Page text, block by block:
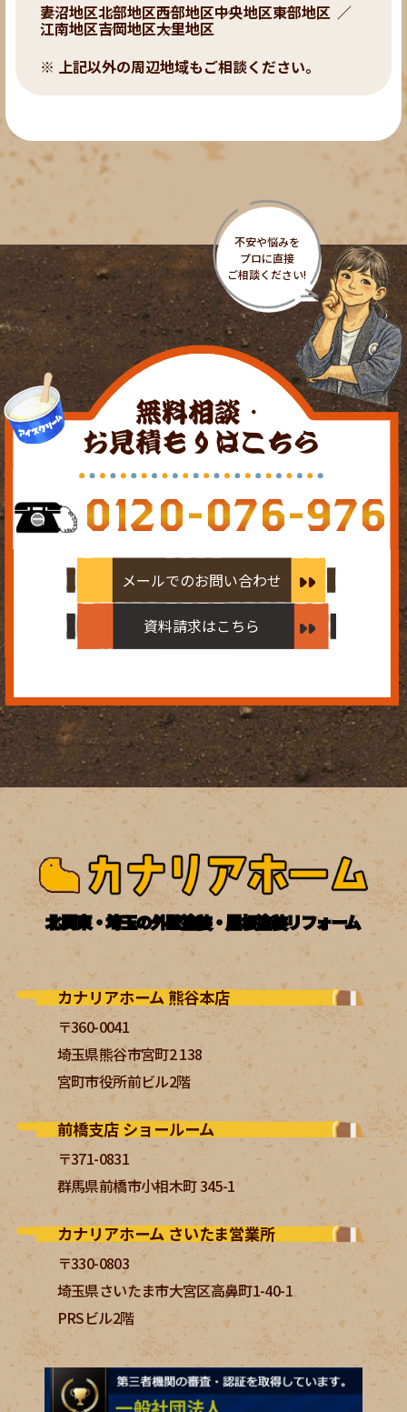
妻沼地区北部地区西部地区中央地区東部地区
江南地区吉岡地区大里地区
上記以外の周辺地域もご相談ください。
無料相談・
お見積もりはこちら
0120-076-976
メールでのお問い合わせ
資料請求はこちら
北関東・埼玉の外壁塗装・屋根塗装リフォーム
カナリアホーム 熊谷本店
〒360-0041
埼玉県熊谷市宮町2 138
宮町市役所前ビル2階
前橋支店 ショールーム
〒371-0831
群馬県前橋市小相木町 345-1
カナリアホーム さいたま営業所
〒330-0803
埼玉県さいたま市大宮区高鼻町1-40-1
PRSビル2階